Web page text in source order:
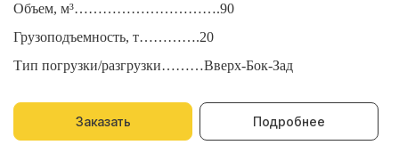
Объем, м³………………………….90
Грузоподъемность, т………….20
Тип погрузки/разгрузки………Вверх-Бок-Зад
Заказать Подробнее